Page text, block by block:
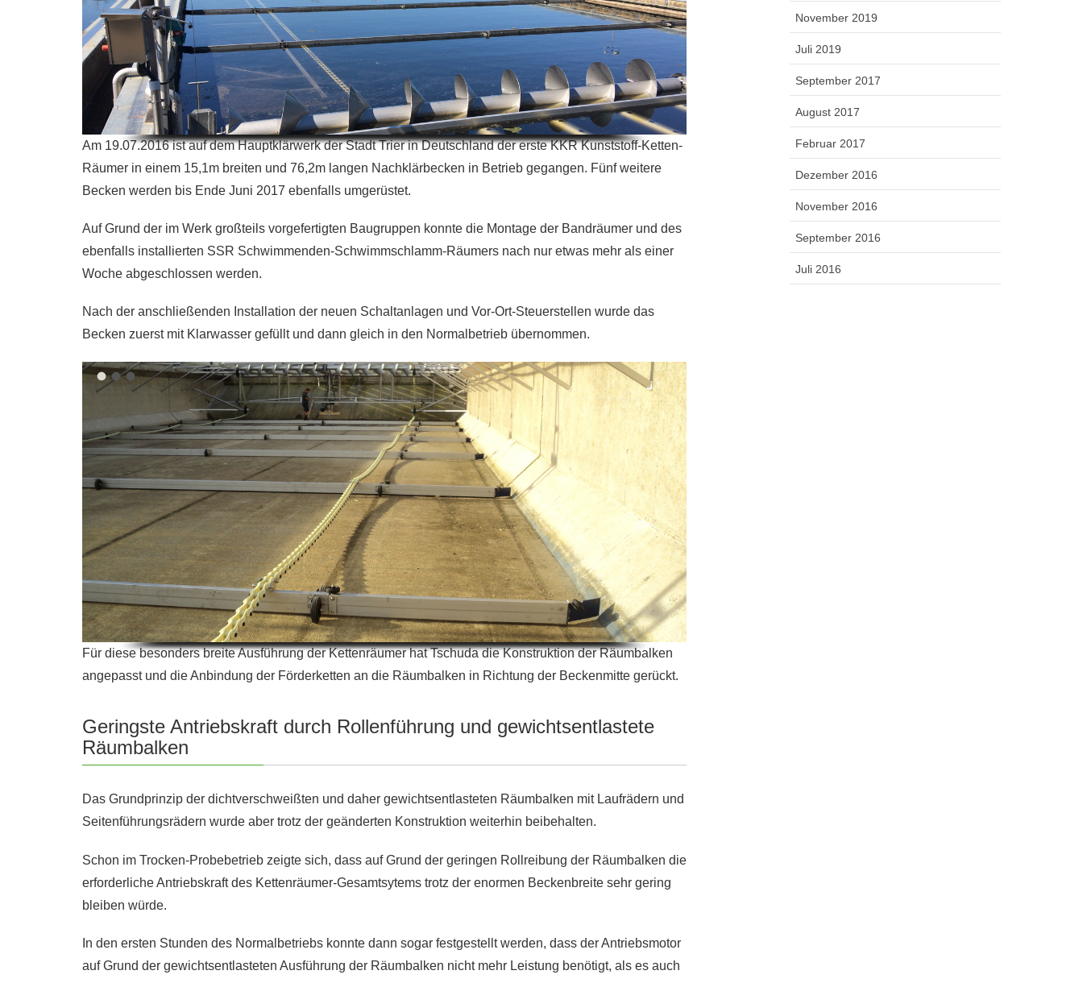
Am 19.07.2016 ist auf dem Hauptklärwerk der Stadt Trier in Deutschland der erste KKR Kunststoff-Ketten-
Räumer in einem 15,1m breiten und 76,2m langen Nachklärbecken in Betrieb gegangen. Fünf weitere
Becken werden bis Ende Juni 2017 ebenfalls umgerüstet.
Auf Grund der im Werk großteils vorgefertigten Baugruppen konnte die Montage der Bandräumer und des
ebenfalls installierten SSR Schwimmenden-Schwimmschlamm-Räumers nach nur etwas mehr als einer
Woche abgeschlossen werden.
Nach der anschließenden Installation der neuen Schaltanlagen und Vor-Ort-Steuerstellen wurde das
Becken zuerst mit Klarwasser gefüllt und dann gleich in den Normalbetrieb übernommen.
Für diese besonders breite Ausführung der Kettenräumer hat Tschuda die Konstruktion der Räumbalken
angepasst und die Anbindung der Förderketten an die Räumbalken in Richtung der Beckenmitte gerückt.
Geringste Antriebskraft durch Rollenführung und gewichtsentlastete
Räumbalken
Das Grundprinzip der dichtverschweißten und daher gewichtsentlasteten Räumbalken mit Laufrädern und
Seitenführungsrädern wurde aber trotz der geänderten Konstruktion weiterhin beibehalten.
Schon im Trocken-Probebetrieb zeigte sich, dass auf Grund der geringen Rollreibung der Räumbalken die
erforderliche Antriebskraft des Kettenräumer-Gesamtsytems trotz der enormen Beckenbreite sehr gering
bleiben würde.
In den ersten Stunden des Normalbetriebs konnte dann sogar festgestellt werden, dass der Antriebsmotor
auf Grund der gewichtsentlasteten Ausführung der Räumbalken nicht mehr Leistung benötigt, als es auch
November 2019
Juli 2019
September 2017
August 2017
Februar 2017
Dezember 2016
November 2016
September 2016
Juli 2016